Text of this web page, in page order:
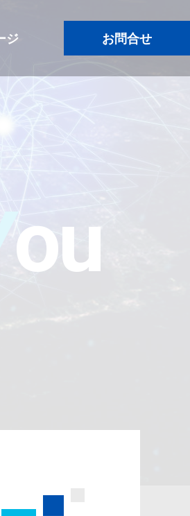
ジ お問合せ
ou